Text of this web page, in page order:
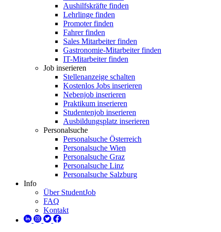
Aushilfskräfte finden
Lehrlinge finden
Promoter finden
Fahrer finden
Sales Mitarbeiter finden
Gastronomie-Mitarbeiter finden
IT-Mitarbeiter finden
Job inserieren
Stellenanzeige schalten
Kostenlos Jobs inserieren
Nebenjob inserieren
Praktikum inserieren
Studentenjob inserieren
Ausbildungsplatz inserieren
Personalsuche
Personalsuche Österreich
Personalsuche Wien
Personalsuche Graz
Personalsuche Linz
Personalsuche Salzburg
Info
Über StudentJob
FAQ
Kontakt